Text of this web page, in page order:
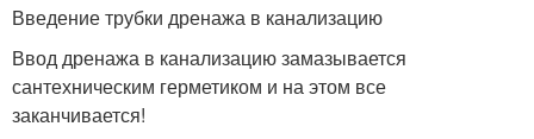
Введение трубки дренажа в канализацию
Ввод дренажа в канализацию замазывается
сантехническим герметиком и на этом все
заканчивается!